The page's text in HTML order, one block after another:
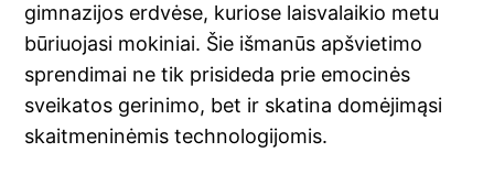
gimnazijos erdvėse, kuriose laisvalaikio metu
būriuojasi mokiniai. Šie išmanūs apšvietimo
sprendimai ne tik prisideda prie emocinės
sveikatos gerinimo, bet ir skatina domėjimąsi
skaitmeninėmis technologijomis.